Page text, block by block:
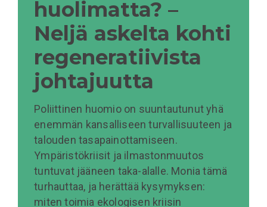
huolimatta? –
Neljä askelta kohti
regeneratiivista
johtajuutta
Poliittinen huomio on suuntautunut yhä
enemmän kansalliseen turvallisuuteen ja
talouden tasapainottamiseen.
Ympäristökriisit ja ilmastonmuutos
tuntuvat jääneen taka-alalle. Monia tämä
turhauttaa, ja herättää kysymyksen:
miten toimia ekologisen kriisin